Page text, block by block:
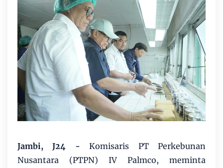
Jambi, J24 -Komisaris PT Perkebunan
Nusantara (PTPN) IV Palmco, meminta